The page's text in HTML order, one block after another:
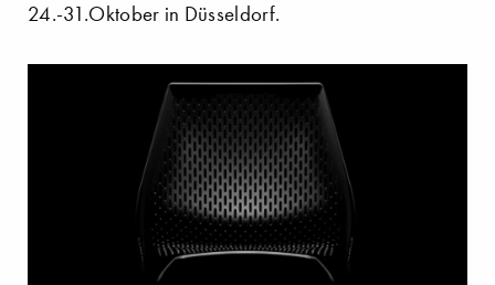
24.-31.Oktober in Düsseldorf.